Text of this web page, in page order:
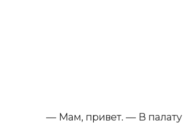
— Мам, привет. — В